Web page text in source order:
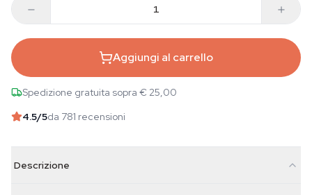
Aggiungi al carrello
Spedizione gratuita sopra € 25,00
4.5/5da 781 recensioni
Descrizione